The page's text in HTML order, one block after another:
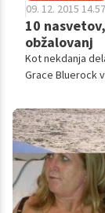
09. 12. 2015 14.57
10
obžalovanj
Kot nekdanja
Grace Bluerock
zapisala v svoji
podala nasvete,